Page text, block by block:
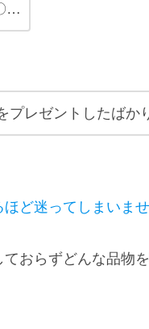
…
プレゼントしたばか
ど迷ってしまいま
おらずどんな品物